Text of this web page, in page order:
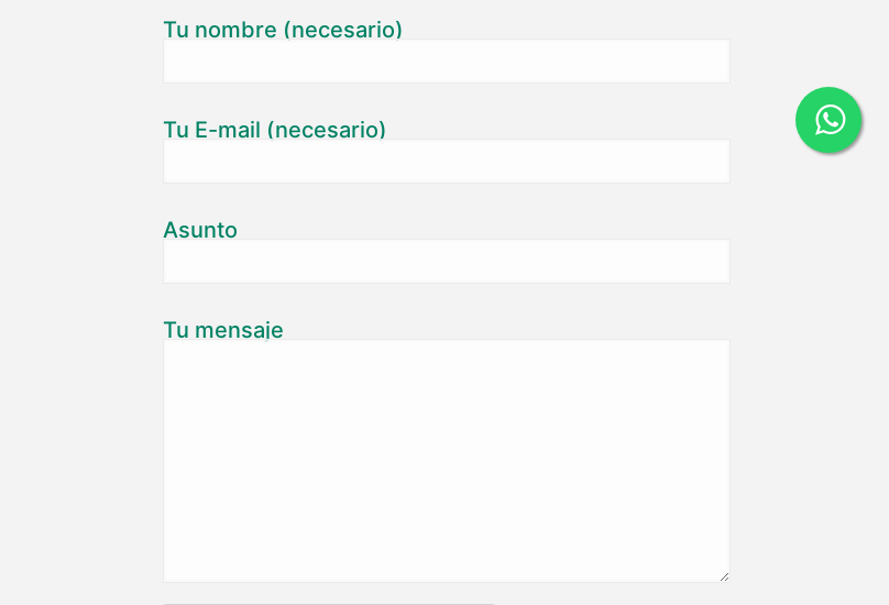
Tu nombre (necesario)
Tu E-mail (necesario)
Asunto
Tu mensaje